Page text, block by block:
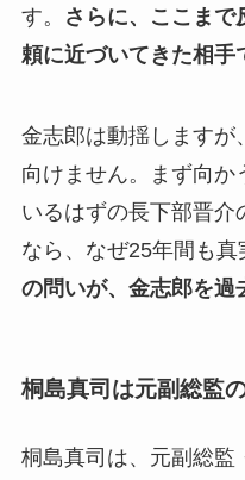
す。
さらに、ここまで
頼に近づいてきた相手
金志郎は動揺しますが
向けません。まず向か
いるはずの長下部晋介
なら、なぜ25年間も真
の問いが、金志郎を過
桐島真司は元副総監
桐島真司は、元副総監